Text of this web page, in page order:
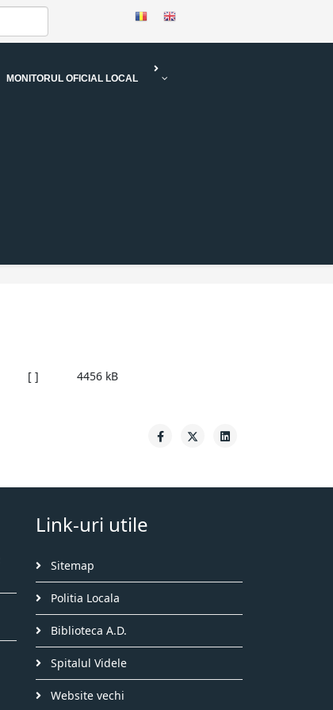
MONITORUL OFICIAL LOCAL
[ ] 4456 kB
Link-uri utile
Sitemap
Politia Locala
Biblioteca A.D.
Spitalul Videle
Website vechi